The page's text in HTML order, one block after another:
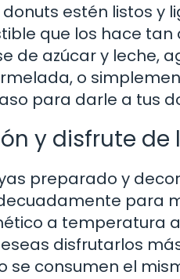
donuts estén listos
que los hace tan
de azúcar y leche,
o
para darle a tus
y disfrute de
preparado y
para
a temperatura
disfrutarlos
se consumen el